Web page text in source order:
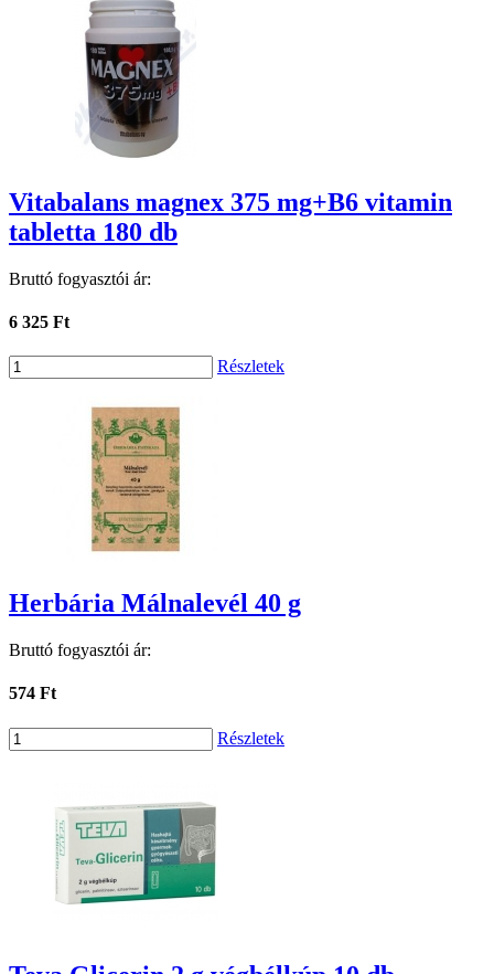
Vitabalans magnex 375 mg+B6 vitamin
tabletta 180 db
Bruttó fogyasztói ár:
6 325 Ft
Részletek
Herbária Málnalevél 40 g
Bruttó fogyasztói ár:
574 Ft
Részletek